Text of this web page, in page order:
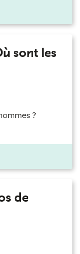
sont les
?
de